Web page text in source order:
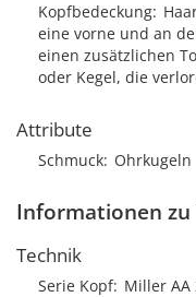
Kopfbedeckung
eine vorne und an
einen zusätzlichen
oder Kegel, die
Attribute
Schmuck Ohrkugeln
Informationen
Technik
Serie Kopf Miller AA